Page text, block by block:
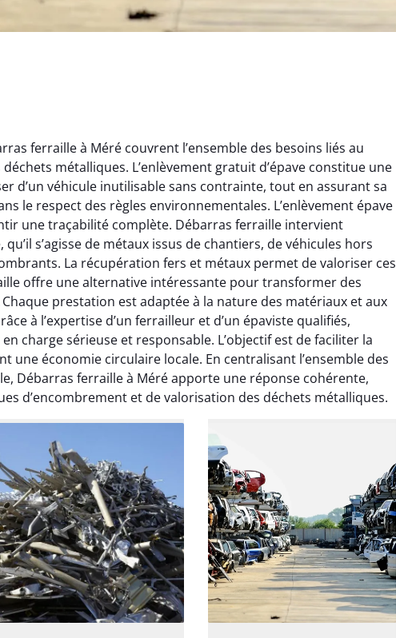
ferraille à Méré couvrent l’ensemble des besoins liés au
métalliques. L’enlèvement gratuit d’épave constitue une
d’un véhicule inutilisable sans contrainte, tout en assurant sa
le respect des règles environnementales. L’enlèvement épave
une traçabilité complète. Débarras ferraille intervient
s’agisse de métaux issus de chantiers, de véhicules hors
La récupération fers et métaux permet de valoriser ces
offre une alternative intéressante pour transformer des
prestation est adaptée à la nature des matériaux et aux
à l’expertise d’un ferrailleur et d’un épaviste qualifiés,
charge sérieuse et responsable. L’objectif est de faciliter la
une économie circulaire locale. En centralisant l’ensemble des
Débarras ferraille à Méré apporte une réponse cohérente,
d’encombrement et de valorisation des déchets métalliques.
Aurélie Bonnet
21 juin 2024
Le service de terrassement
jardin à Var était
exceptionnel. L'équipe a
travaillé de manière efficace
et professionnelle, laissant
notre jardin impeccable et
prêt pour notre nouveau
Aurélie Bonnet
21 juin 2024
Le service de terrassement
jardin à Var était
exceptionnel. L'équipe a
travaillé de manière efficace
et professionnelle, laissant
notre jardin impeccable et
prêt pour notre nouveau